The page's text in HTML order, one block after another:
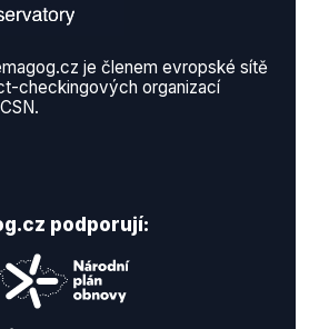
je členem evropské sítě
checkingových organizací
podporují: